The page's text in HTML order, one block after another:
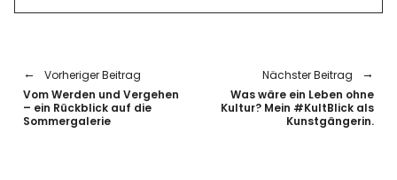
Vorheriger Beitrag
Vom Werden und Vergehen
– ein Rückblick auf die
Sommergalerie
Nächster Beitrag
Was wäre ein Leben ohne
Kultur? Mein #KultBlick als
Kunstgängerin.